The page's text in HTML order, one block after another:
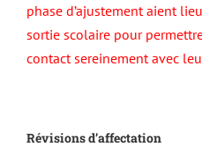
phase d’ajustement aient
sortie scolaire pour
contact sereinement avec
Révisions d’affectation